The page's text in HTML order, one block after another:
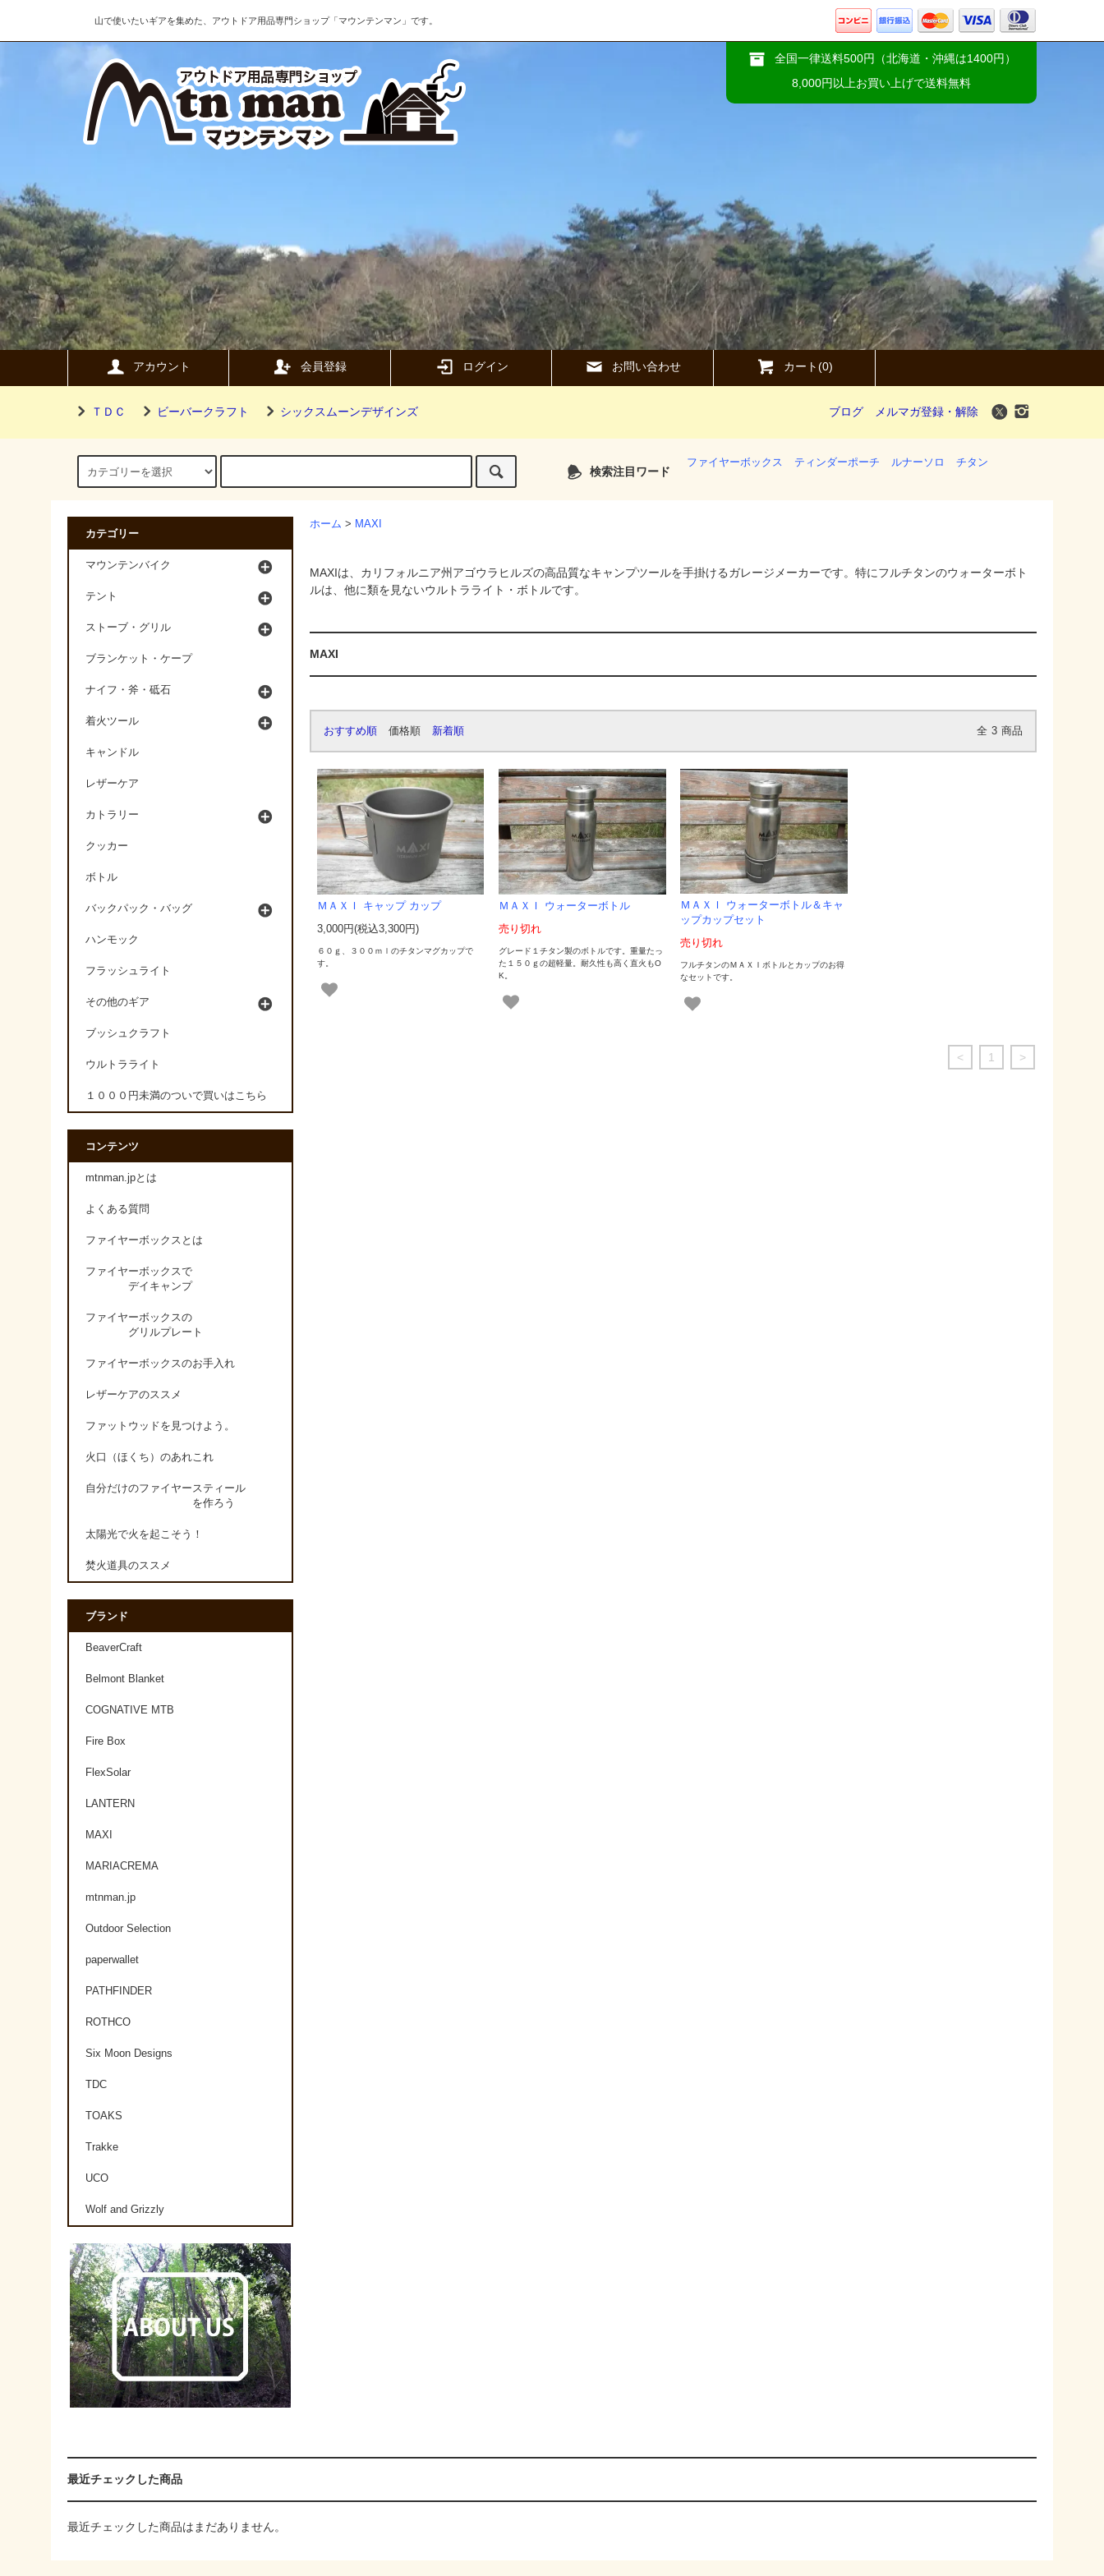
山で使いたいギアを集めた、アウトドア用品専門ショップ「マウンテンマン」です。
全国一律送料500円（北海道・沖縄は1400円）
8,000円以上お買い上げで送料無料
アカウント 会員登録 ログイン お問い合わせ カート(0)
ＴＤＣ ビーバークラフト シックスムーンデザインズ ブログ メルマガ登録・解除
検索注目ワード
ファイヤーボックス ティンダーポーチ ルナーソロ チタン
ホーム > MAXI
MAXIは、カリフォルニア州アゴウラヒルズの高品質なキャンプツールを手掛けるガレージメーカーです。特にフルチタンのウォーターボト
ルは、他に類を見ないウルトラライト・ボトルです。
MAXI
おすすめ順 価格順 新着順 全 3 商品
ＭＡＸＩ キャップ カップ
3,000円(税込3,300円)
６０ｇ、３００ｍｌのチタンマグカップで
す。
ＭＡＸＩ ウォーターボトル
売り切れ
グレード１チタン製のボトルです。重量たっ
た１５０ｇの超軽量。耐久性も高く直火もO
K。
ＭＡＸＩ ウォーターボトル＆キャ
ップカップセット
売り切れ
フルチタンのＭＡＸＩボトルとカップのお得
なセットです。
< 1 >
カテゴリー
マウンテンバイク
テント
ストーブ・グリル
ブランケット・ケープ
ナイフ・斧・砥石
着火ツール
キャンドル
レザーケア
カトラリー
クッカー
ボトル
バックパック・バッグ
ハンモック
フラッシュライト
その他のギア
ブッシュクラフト
ウルトラライト
１０００円未満のついで買いはこちら
コンテンツ
mtnman.jpとは
よくある質問
ファイヤーボックスとは
ファイヤーボックスで
デイキャンプ
ファイヤーボックスの
グリルプレート
ファイヤーボックスのお手入れ
レザーケアのススメ
ファットウッドを見つけよう。
火口（ほくち）のあれこれ
自分だけのファイヤースティール
を作ろう
太陽光で火を起こそう！
焚火道具のススメ
ブランド
BeaverCraft
Belmont Blanket
COGNATIVE MTB
Fire Box
FlexSolar
LANTERN
MAXI
MARIACREMA
mtnman.jp
Outdoor Selection
paperwallet
PATHFINDER
ROTHCO
Six Moon Designs
TDC
TOAKS
Trakke
UCO
Wolf and Grizzly
最近チェックした商品
最近チェックした商品はまだありません。